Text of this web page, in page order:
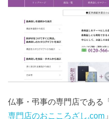
仏事・弔事の専門店である
専門店のおこころざし.com